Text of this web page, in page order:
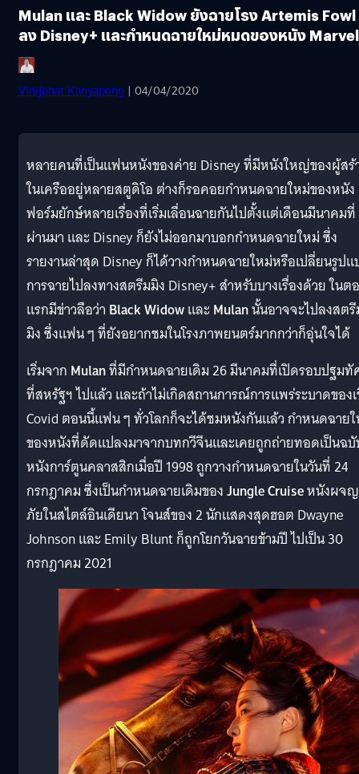
Mulan และ Black Widow ยังฉายโรง Artemis Fowl
ลง Disney+ และกำหนดฉายใหม่หมดของหนัง Marvel
Vinijphat Kanyapong | 04/04/2020
หลายคนที่เป็นแฟนหนังของค่าย Disney ที่มีหนังใหญ่ของผู้สร้
ในเครืออยู่หลายสตูดิโอ ต่างก็รอคอยกำหนดฉายใหม่ของหนัง
ฟอร์มยักษ์หลายเรื่องที่เริ่มเลื่อนฉายกันไปตั้งแต่เดือนมีนาคมที่
ผ่านมา และ Disney ก็ยังไม่ออกมาบอกกำหนดฉายใหม่ ซึ่ง
รายงานล่าสุด Disney ก็ได้วางกำหนดฉายใหม่หรือเปลี่ยนรูป
การฉายไปลงทางสตรีมมิง Disney+ สำหรับบางเรื่องด้วย ในต
แรกมีข่าวลือว่า Black WidowและMulanนั้นอาจจะไปลงสต
มิง ซึ่งแฟน ๆ ที่ยังอยากชมในโรงภาพยนตร์มากกว่าก็อุ่นใจได้
เริ่มจาก Mulanที่มีกำหนดฉายเดิม 26 มีนาคมที่เปิดรอบปฐม
ที่สหรัฐฯ ไปแล้ว และถ้าไม่เกิดสถานการณ์การแพร่ระบาดของ
Covid ตอนนี้แฟน ๆ ทั่วโลกก็จะได้ชมหนังกันแล้ว กำหนดฉาย
ของหนังที่ดัดแปลงมาจากบทกวีจีนและเคยถูกถ่ายทอดเป็นฉ
หนังการ์ตูนคลาสสิกเมื่อปี 1998 ถูกวางกำหนดฉายในวันที่ 24
กรกฎาคม ซึ่งเป็นกำหนดฉายเดิมของJungle Cruiseหนังผจญ
ภัยในสไตล์อินเดียนา โจนส์ของ 2 นักแสดงสุดฮอต Dwayne
Johnson และ Emily Blunt ก็ถูกโยกวันฉายข้ามปี ไปเป็น 30
กรกฎาคม 2021